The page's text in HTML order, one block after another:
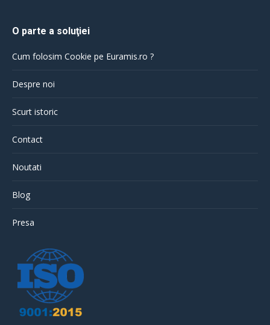
O parte a soluţiei
Cum folosim Cookie pe Euramis.ro ?
Despre noi
Scurt istoric
Contact
Noutati
Blog
Presa